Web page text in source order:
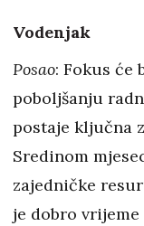
Vodenjak
Posao: Fokus će
poboljšanju
postaje ključna
Sredinom
zajedničke
je dobro